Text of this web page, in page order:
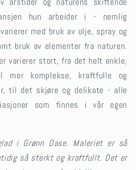
hun arbeider i - nemlig
med bruk av olje, spray og
bruk av elementer fra naturen.
varierer stort, fra det helt enkle,
komplekse, kraftfulle og
til det skjøre og delikate - alle
som finnes i vår egen
i Grønn Oase. Maleriet er så
så sterkt og kraftfullt. Det er